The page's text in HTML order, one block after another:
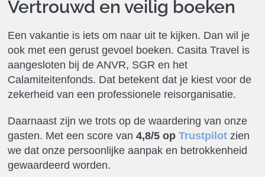
Vertrouwd en veilig boeken
Een vakantie is iets om naar uit te kijken. Dan wil je
ook met een gerust gevoel boeken. Casita Travel is
aangesloten bij de ANVR, SGR en het
Calamiteitenfonds. Dat betekent dat je kiest voor de
zekerheid van een professionele reisorganisatie.
Daarnaast zijn we trots op de waardering van onze
gasten. Met een score van 4,8/5 op Trustpilot zien
we dat onze persoonlijke aanpak en betrokkenheid
gewaardeerd worden.